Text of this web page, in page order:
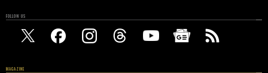
FOLLOW US
MAGAZINE